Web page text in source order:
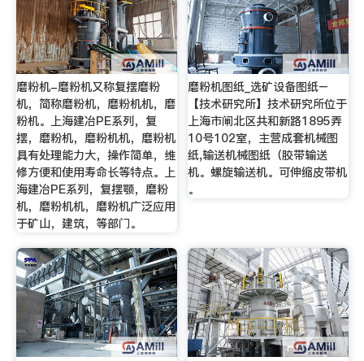
磨粉机-磨粉机又称复摆磨粉
机，简称磨粉机，磨粉机机，磨
粉机。上海建冶PE系列，复
摆，磨粉机，磨粉机机，磨粉机
具有处理能力大，操作简单，维
修方便和使用寿命长等特点。上
海建冶PE系列，复摆颚，磨粉
机，磨粉机机，磨粉机广泛应用
于矿山，建筑，等部门。
磨粉机图纸_选矿设备图纸–
【技术研究所】技术研究所位于
上海市闸北区共和新路1895弄
10号102室，主营成套机械图
纸,输送机械图纸（胶带输送
机。螺旋输送机。可伸缩皮带机
。